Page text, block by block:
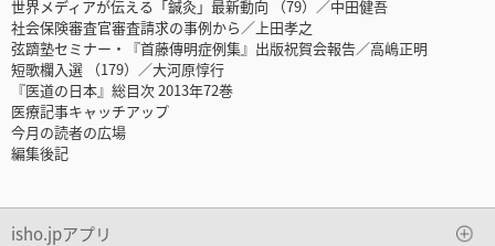
世界メディアが伝える「鍼灸」最新動向 （79）／中田健吾
社会保険審査官審査請求の事例から／上田孝之
弦躋塾セミナー・『首藤傳明症例集』出版祝賀会報告／高嶋正明
短歌欄入選 （179）／大河原惇行
『医道の日本』総目次 2013年72巻
医療記事キャッチアップ
今月の読者の広場
編集後記
isho.jpアプリ